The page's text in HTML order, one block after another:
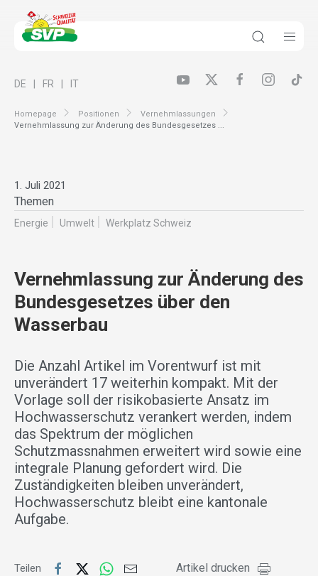
Homepage Positionen
Vernehmlassungen
Vernehmlassung zur Änderung des Bundesgesetzes ...
DE FR IT
1. Juli 2021
Themen
Energie Umwelt Werkplatz Schweiz
Vernehmlassung zur Änderung des
Bundesgesetzes über den
Wasserbau
Die Anzahl Artikel im Vorentwurf ist mit
unverändert 17 weiterhin kompakt. Mit der
Vorlage soll der risikobasierte Ansatz im
Hochwasserschutz verankert werden, indem
das Spektrum der möglichen
Schutzmassnahmen erweitert wird sowie eine
integrale Planung gefordert wird. Die
Zuständigkeiten bleiben unverändert,
Hochwasserschutz bleibt eine kantonale
Aufgabe.
Teilen Artikel drucken